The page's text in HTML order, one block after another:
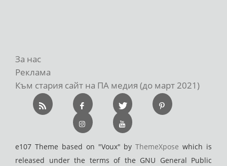
За нас
Реклама
Към стария сайт на ПА медия (до март 2021)
e107 Theme based on "Voux" byThemeXpose which is
released under the terms of the GNU General Public